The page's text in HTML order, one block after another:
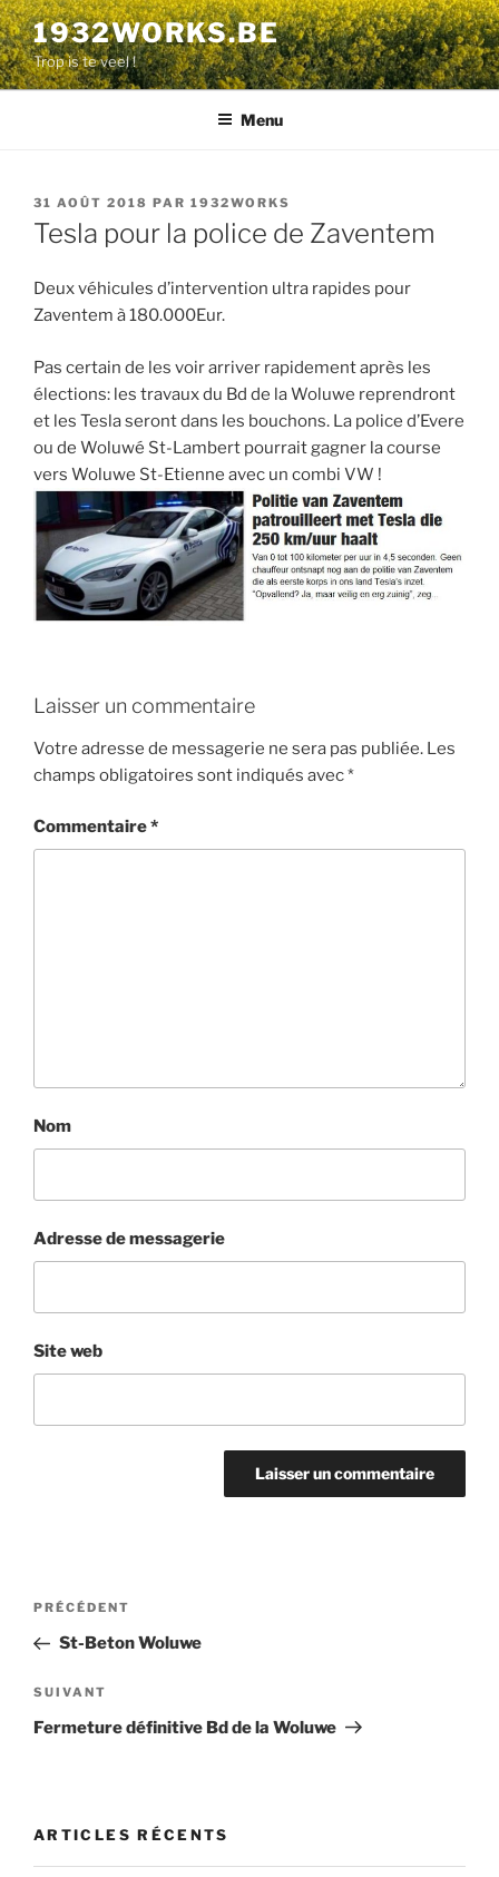
Aller
au
contenu
principal
1932WORKS.BE
Trop is te veel !
Menu
PUBLIÉ
LE
31 AOÛT 2018 PAR 1932WORKS
Tesla pour la police de Zaventem
Deux véhicules d’intervention ultra rapides pour
Zaventem à 180.000Eur.
Pas certain de les voir arriver rapidement après les
élections: les travaux du Bd de la Woluwe reprendront
et les Tesla seront dans les bouchons. La police d’Evere
ou de Woluwé St-Lambert pourrait gagner la course
vers Woluwe St-Etienne avec un combi VW !
Laisser un commentaire
Votre adresse de messagerie ne sera pas publiée. Les
champs obligatoires sont indiqués avec*
Commentaire*
Nom
Adresse de messagerie
Site web
Navigation
l’article
Article
précédent
PRÉCÉDENT
St-Beton Woluwe
Article
suivant
SUIVANT
Fermeture définitive Bd de la Woluwe
ARTICLES RÉCENTS